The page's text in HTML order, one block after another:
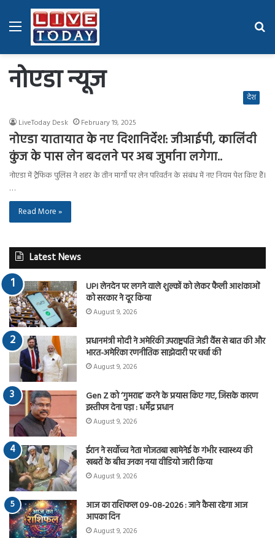
Menu
नोएडा न्यूज देश
LiveToday Desk February 19, 2025
नोएडा यातायात के नए दिशानिर्देश: जीआईपी, कालिंदी
कुंज के पास लेन बदलने पर अब जुर्माना लगेगा..
नोएडा में ट्रैफिक पुलिस ने शहर के तीन मार्गों पर लेन परिवर्तन के संबंध में नए नियम पेश किए हैं।
…
Read More »
Latest News
UPI लेनदेन पर लगने वाले शुल्कों को लेकर फैली आशंकाओं
को सरकार ने दूर किया
August 9, 2026
प्रधानमंत्री मोदी ने अमेरिकी उपराष्ट्रपति जेडी वैंस से बात की और
भारत-अमेरिका रणनीतिक साझेदारी पर चर्चा की
August 9, 2026
Gen Z को ‘गुमराह’ करने के प्रयास किए गए, जिसके कारण
इस्तीफा देना पड़ा : धर्मेंद्र प्रधान
August 9, 2026
ईरान ने सर्वोच्च नेता मोजतबा खामेनेई के गंभीर स्वास्थ्य की
खबरों के बीच उनका नया वीडियो जारी किया
August 9, 2026
आज का राशिफल 09-08-2026 : जाने कैसा रहेगा आज
आपका दिन
August 9, 2026